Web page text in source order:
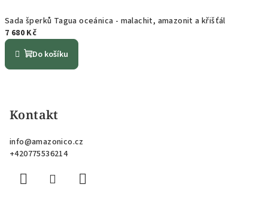
Sada šperků Tagua oceánica - malachit, amazonit a křišťál
7 680 Kč
Do košíku
Kontakt
info@amazonico.cz
+420775536214